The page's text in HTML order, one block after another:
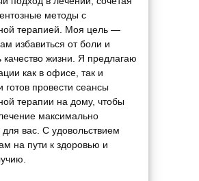
методы с
терапией. Моя цель —
избавиться от боли и
качество жизни. Я предлагаю
как в офисе, так и
готов провести сеансы
терапии на дому, чтобы
максимально
вас. С удовольствием
на пути к здоровью и